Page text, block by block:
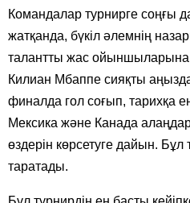
Командалар турнирге соңғы
жатқанда, бүкіл әлемнің
талантты жас
Килиан Мбаппе сияқты
финалда гол соғып, тарихқа
Мексика және Канада
өздерін көрсетуге дайын.
таратады.